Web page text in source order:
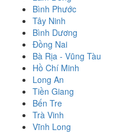
Bình Phước
Tây Ninh
Bình Dương
Đồng Nai
Bà Rịa - Vũng Tàu
Hồ Chí Minh
Long An
Tiền Giang
Bến Tre
Trà Vinh
Vĩnh Long